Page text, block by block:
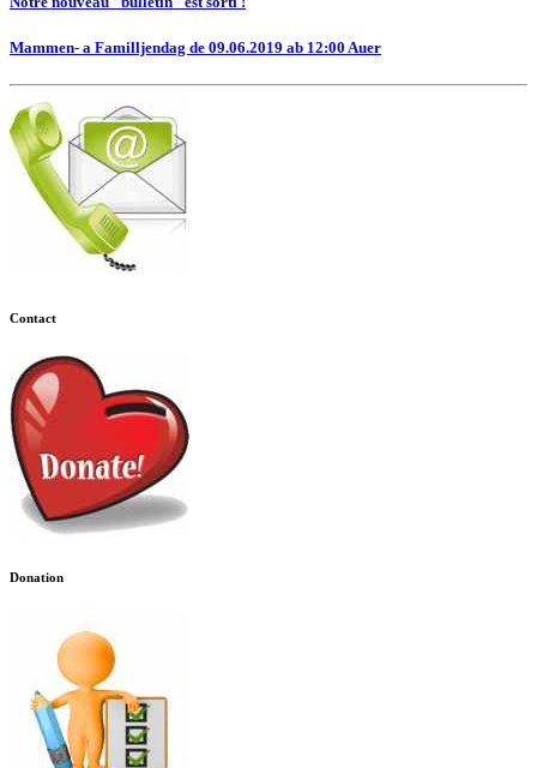
Mammen- a Familljendag de 09.06.2019 ab 12:00 Auer
Contact
Donation